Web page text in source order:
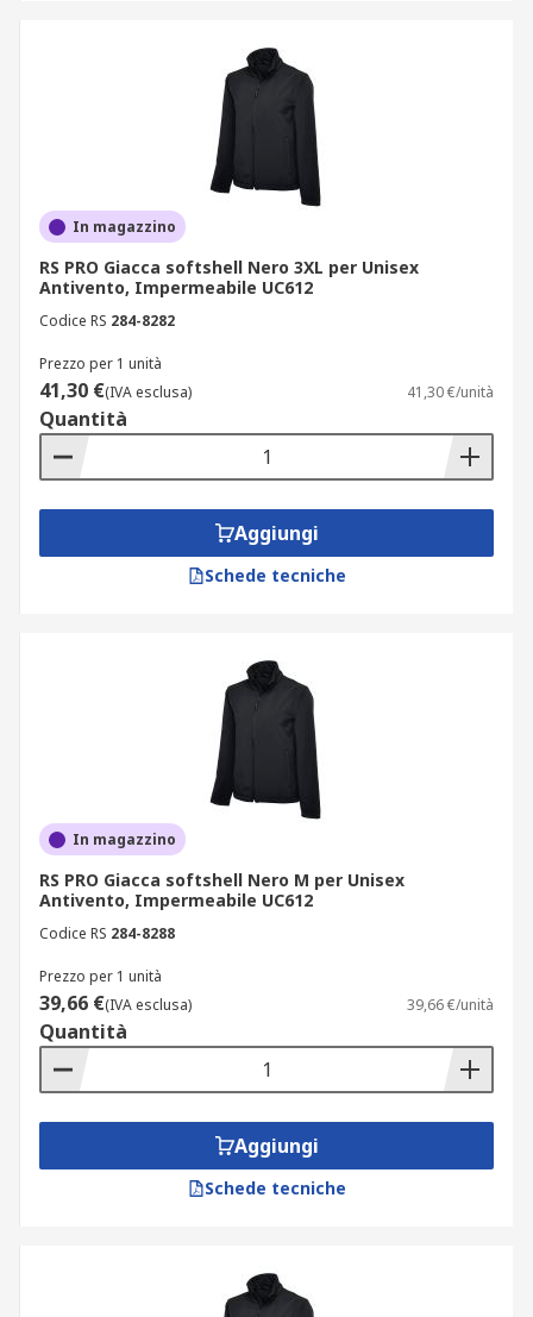
In magazzino
RS PRO Giacca softshell Nero 3XL per Unisex
Antivento, Impermeabile UC612
Codice RS 284-8282
Prezzo per 1 unità
41,30 €(IVA esclusa) 41,30 €/unità
Quantità
Aggiungi
Schede tecniche
In magazzino
RS PRO Giacca softshell Nero M per Unisex
Antivento, Impermeabile UC612
Codice RS 284-8288
Prezzo per 1 unità
39,66 €(IVA esclusa) 39,66 €/unità
Quantità
Aggiungi
Schede tecniche